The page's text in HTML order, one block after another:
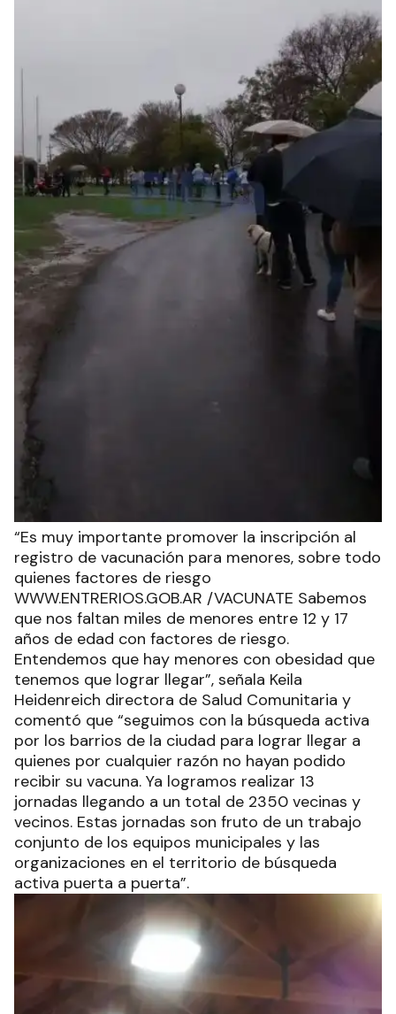
“Es muy importante promover la inscripción al
registro de vacunación para menores, sobre todo
quienes factores de riesgo
WWW.ENTRERIOS.GOB.AR /VACUNATE Sabemos
que nos faltan miles de menores entre 12 y 17
años de edad con factores de riesgo.
Entendemos que hay menores con obesidad que
tenemos que lograr llegar”, señala Keila
Heidenreich directora de Salud Comunitaria y
comentó que “seguimos con la búsqueda activa
por los barrios de la ciudad para lograr llegar a
quienes por cualquier razón no hayan podido
recibir su vacuna. Ya logramos realizar 13
jornadas llegando a un total de 2350 vecinas y
vecinos. Estas jornadas son fruto de un trabajo
conjunto de los equipos municipales y las
organizaciones en el territorio de búsqueda
activa puerta a puerta”.